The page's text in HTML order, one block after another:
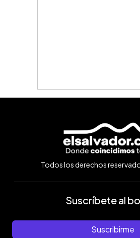
Todos los derechos
Suscríbete al
Suscribirme